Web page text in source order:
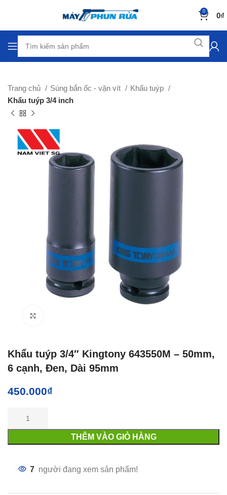
0 0₫
Trang chủ Súng bắn ốc - vặn vít
Khẩu tuýp
Khẩu tuýp 3/4 inch
Khẩu tuýp 3/4″ Kingtony 643550M – 50mm,
6 cạnh, Đen, Dài 95mm
450.000₫
THÊM VÀO GIỎ HÀNG
7 người đang xem sản phẩm!